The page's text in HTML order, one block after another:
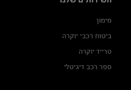
מימון
ביטוח רכבי יוקרה
טרייד יוקרה
ספר רכב דיגיטלי